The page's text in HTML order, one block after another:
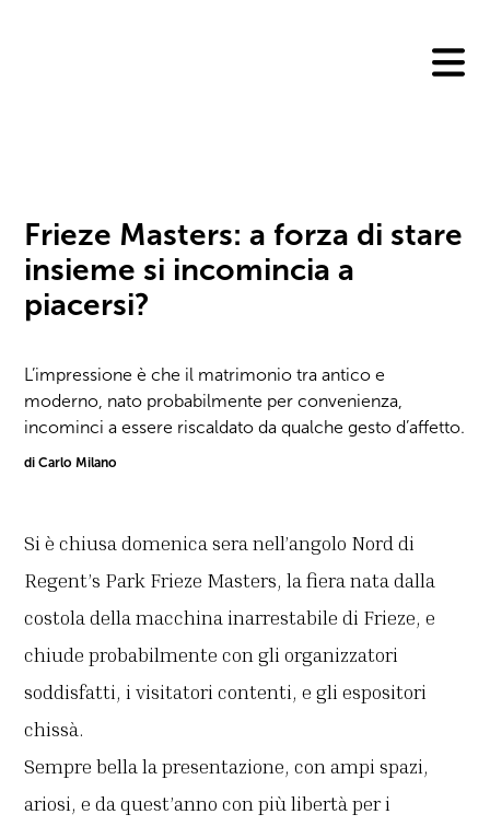
Frieze Masters: a forza di stare
insieme si incomincia a
piacersi?
L’impressione è che il matrimonio tra antico e
moderno, nato probabilmente per convenienza,
incominci a essere riscaldato da qualche gesto d’affetto.
di Carlo Milano
Si è chiusa domenica sera nell’angolo Nord di
Regent’s Park Frieze Masters, la fiera nata dalla
costola della macchina inarrestabile di Frieze, e
chiude probabilmente con gli organizzatori
soddisfatti, i visitatori contenti, e gli espositori
chissà.
Sempre bella la presentazione, con ampi spazi,
ariosi, e da quest’anno con più libertà per i